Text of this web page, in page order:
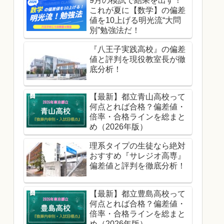
これが夏に【数学】の偏差
値を10上げる明光流“大問
別”勉強法だ！
『八王子実践高校』の偏差
値と評判を現役教室長が徹
底分析！
【最新】都立青山高校って
何点とれば合格？偏差値・
倍率・合格ラインを総まと
め（2026年版）
理系タイプの生徒なら絶対
おすすめ『サレジオ高専』
偏差値と評判を徹底分析！
【最新】都立豊島高校って
何点とれば合格？偏差値・
倍率・合格ラインを総まと